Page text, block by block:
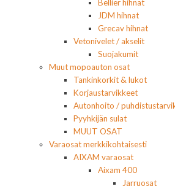
Bellier hihnat
JDM hihnat
Grecav hihnat
Vetonivelet / akselit
Suojakumit
Muut mopoauton osat
Tankinkorkit & lukot
Korjaustarvikkeet
Autonhoito /
Pyyhkijän sulat
MUUT OSAT
Varaosat merkkikohtaisesti
AIXAM varaosat
Aixam 400
Jarruosat